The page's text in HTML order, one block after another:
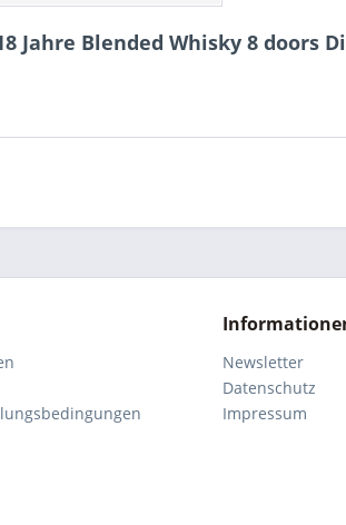
Jahre Blended Whisky 8 doors
Newsletter
Datenschutz
Impressum